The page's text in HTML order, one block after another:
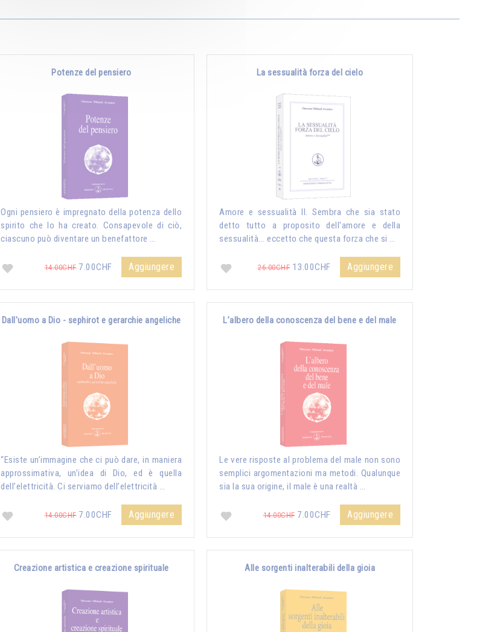
Potenze del pensiero
Ogni pensiero è impregnato della potenza dello
spirito che lo ha creato. Consapevole di ciò,
ciascuno può diventare un benefattore …
14.00CHF7.00CHF Aggiungere
La sessualità forza del cielo
Amore e sessualità II. Sembra che sia stato
detto tutto a proposito dell'amore e della
sessualità... eccetto che questa forza che si …
26.00CHF 13.00CHF Aggiungere
Dall'uomo a Dio - sephirot e gerarchie angeliche
“Esiste un’immagine che ci può dare, in maniera
approssimativa, un’idea di Dio, ed è quella
dell’elettricità. Ci serviamo dell’elettricità …
14.00CHF7.00CHF Aggiungere
L’albero della conoscenza del bene e del male
Le vere risposte al problema del male non sono
semplici argomentazioni ma metodi. Qualunque
sia la sua origine, il male è una realtà …
14.00CHF7.00CHF Aggiungere
Creazione artistica e creazione spirituale Alle sorgenti inalterabili della gioia